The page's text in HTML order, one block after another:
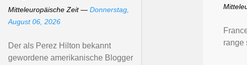
range
Mitteleuropäische Zeit — Donnerstag,
August 06, 2026
Der als Perez Hilton bekannt
gewordene amerikanische Blogger